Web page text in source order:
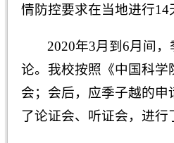
情防控要求在当地进行14
2020年3月到6月间
论。我校按照《中国科
会；会后，应季子越的
了论证会、听证会，进行